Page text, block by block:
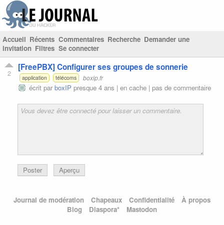
Accueil Récents Commentaires Recherche Demander une
invitation Filtres Se connecter
2
[FreePBX] Configurer ses groupes de sonnerie
application télécoms boxip.fr
écrit parboxIP presque 4 ans | en cache | pas de commentaire
Poster Aperçu
Journal de modération Chapeaux Confidentialité
À propos
Blog
Diaspora* Mastodon